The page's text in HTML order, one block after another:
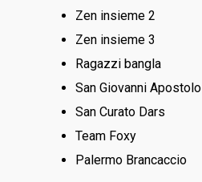
Zen insieme 2
Zen insieme 3
Ragazzi bangla
San Giovanni Apostolo
San Curato Dars
Team Foxy
Palermo Brancaccio